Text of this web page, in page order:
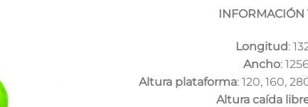
INFORMACIÓN
Longitud:
Ancho:
Altura plataforma: 120, 160,
Altura caída